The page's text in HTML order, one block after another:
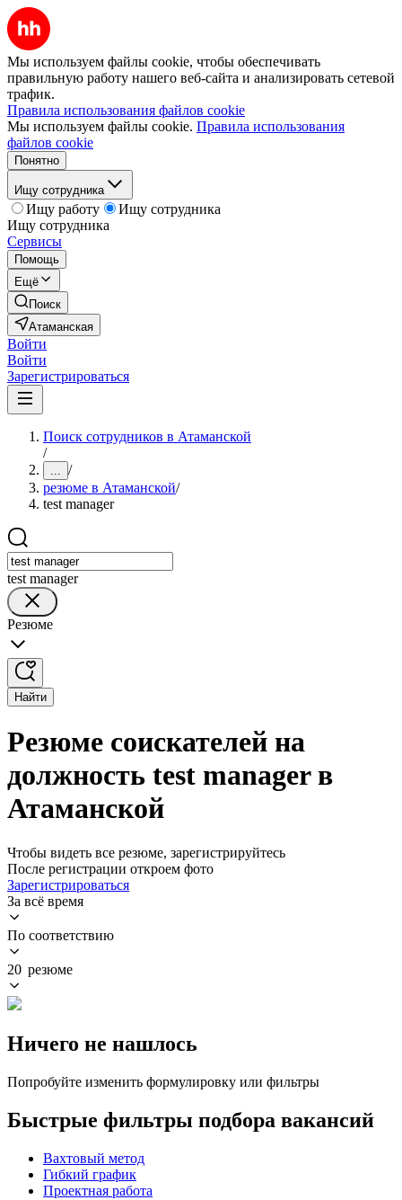
Мы используем файлы cookie, чтобы обеспечивать
правильную работу нашего веб-сайта и анализировать сетевой
трафик.
Правила использования файлов cookie
Мы используем файлы cookie. Правила использования
файлов cookie
Понятно
Ищу сотрудника
Ищу работу
Ищу сотрудника
Ищу сотрудника
Сервисы
Помощь
Ещё
Поиск
Атаманская
Войти
Войти
Зарегистрироваться
Поиск сотрудников в Атаманской
/
... /
резюме в Атаманской/
test manager
test manager
Резюме
Найти
Резюме соискателей на
должность test manager в
Атаманской
Чтобы видеть все резюме, зарегистрируйтесь
После регистрации откроем фото
Зарегистрироваться
За всё время
По соответствию
20 резюме
Ничего не нашлось
Попробуйте изменить формулировку или фильтры
Быстрые фильтры подбора вакансий
Вахтовый метод
Гибкий график
Проектная работа